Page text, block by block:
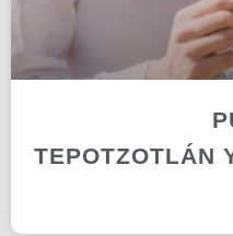
TEPOTZOTLÁN